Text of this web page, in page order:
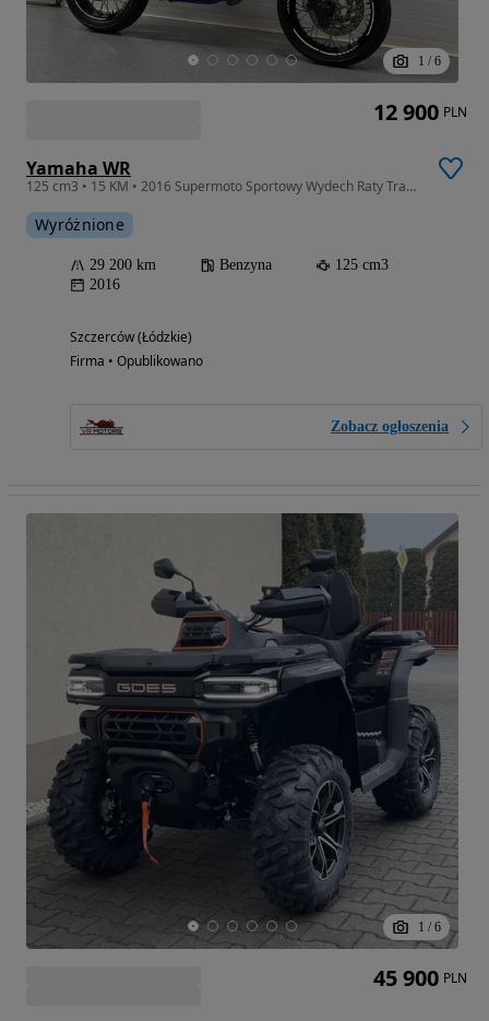
1 / 6
Yamaha WR
125 cm3 • 15 KM • 2016 Supermoto Sportowy Wydech Raty Transport Gwarancja
Wyróżnione
29 200 km Benzyna
125 cm3
2016
Szczerców (Łódzkie)
Firma • Opublikowano
Zobacz ogłoszenia
12 900 PLN
1 / 6
45 900 PLN